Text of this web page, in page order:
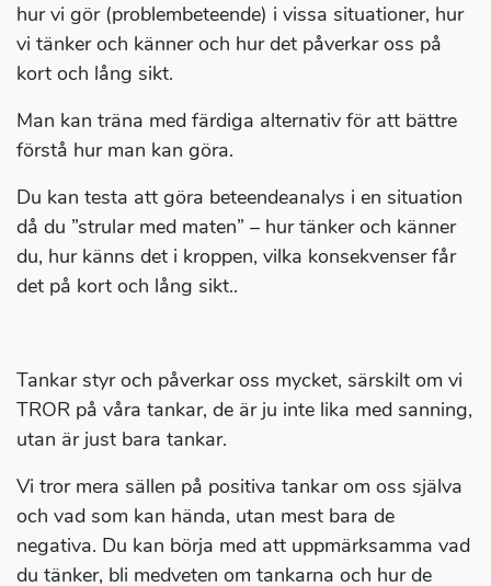
hur vi gör (problembeteende) i vissa situationer, hur
vi tänker och känner och hur det påverkar oss på
kort och lång sikt.
Man kan träna med färdiga alternativ för att bättre
förstå hur man kan göra.
Du kan testa att göra beteendeanalys i en situation
då du ”strular med maten” – hur tänker och känner
du, hur känns det i kroppen, vilka konsekvenser får
det på kort och lång sikt..
Tankar styr och påverkar oss mycket, särskilt om vi
TROR på våra tankar, de är ju inte lika med sanning,
utan är just bara tankar.
Vi tror mera sällen på positiva tankar om oss själva
och vad som kan hända, utan mest bara de
negativa. Du kan börja med att uppmärksamma vad
du tänker, bli medveten om tankarna och hur de